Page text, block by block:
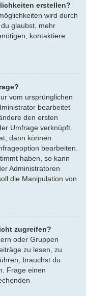
erstellen?
wird durch
glaubst, mehr
kontaktiere
vom ursprünglichen
bearbeitet
den ersten
Umfrage verknüpft.
dann können
bearbeiten.
haben, so kann
Administratoren
die Manipulation von
zugreifen?
oder Gruppen
zu lesen, zu
brauchst du
Frage einen